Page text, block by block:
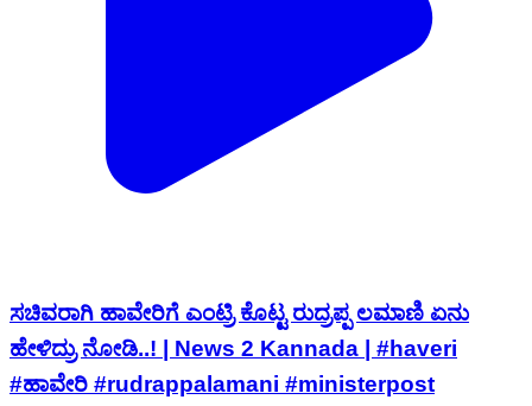
ಸಚಿವರಾಗಿ ಹಾವೇರಿಗೆ ಎಂಟ್ರಿ ಕೊಟ್ಟ ರುದ್ರಪ್ಪ ಲಮಾಣಿ ಏನು
ಹೇಳಿದ್ರು ನೋಡಿ..! | News 2 Kannada | #haveri
#ಹಾವೇರಿ #rudrappalamani #ministerpost